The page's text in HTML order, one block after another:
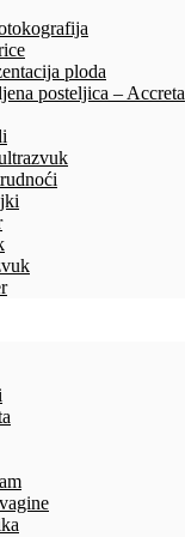
ploda
posteljica – Accreta